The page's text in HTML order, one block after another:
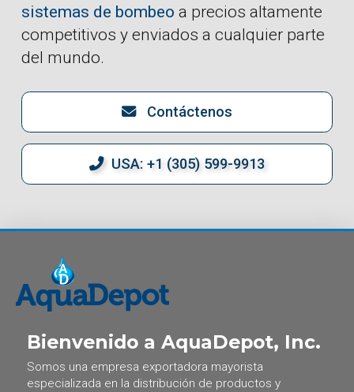
sistemas de bombeo a precios altamente
competitivos y enviados a cualquier parte
del mundo.
Contáctenos
USA: +1 (305) 599-9913
Bienvenido a AquaDepot, Inc.
Somos una empresa exportadora mayorista
especializada en la distribución de productos y